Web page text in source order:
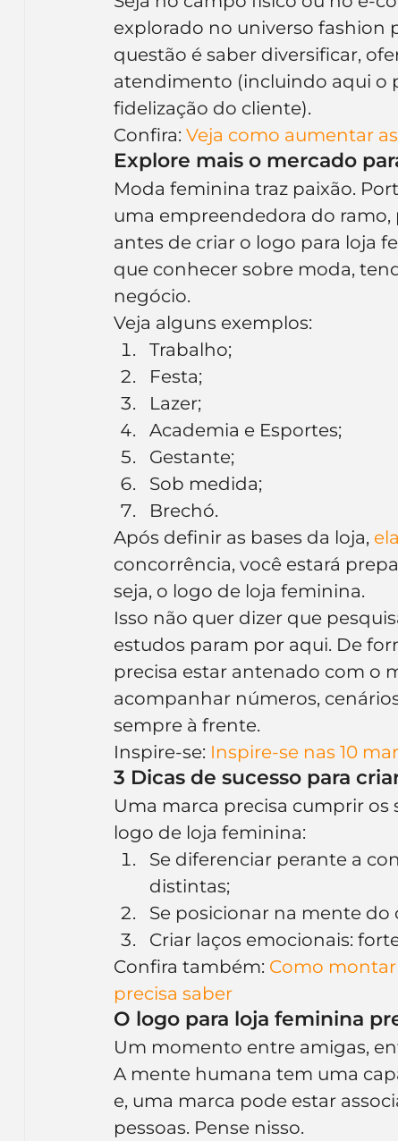
explorado no universo fashion
questão é saber diversificar,
atendimento (incluindo aqui o
fidelização do cliente).
Confira: Veja como aumentar
Explore mais o mercado
Moda feminina traz paixão.
uma empreendedora do ramo,
antes de criar o logo para loja
que conhecer sobre moda,
negócio.
Veja alguns exemplos:
Trabalho;
Festa;
Lazer;
Academia e Esportes;
Gestante;
Sob medida;
Brechó.
Após definir as bases da loja,
concorrência, você estará
seja, o logo de loja feminina.
Isso não quer dizer que
estudos param por aqui. De
precisa estar antenado com o
acompanhar números,
sempre à frente.
Inspire-se: Inspire-se nas 10
3 Dicas de sucesso para
Uma marca precisa cumprir os
logo de loja feminina:
Se diferenciar perante a
distintas;
Se posicionar na mente do
Criar laços emocionais:
Confira também: Como
precisa saber
O logo para loja feminina
Um momento entre amigas,
A mente humana tem uma
e, uma marca pode estar
pessoas. Pense nisso.